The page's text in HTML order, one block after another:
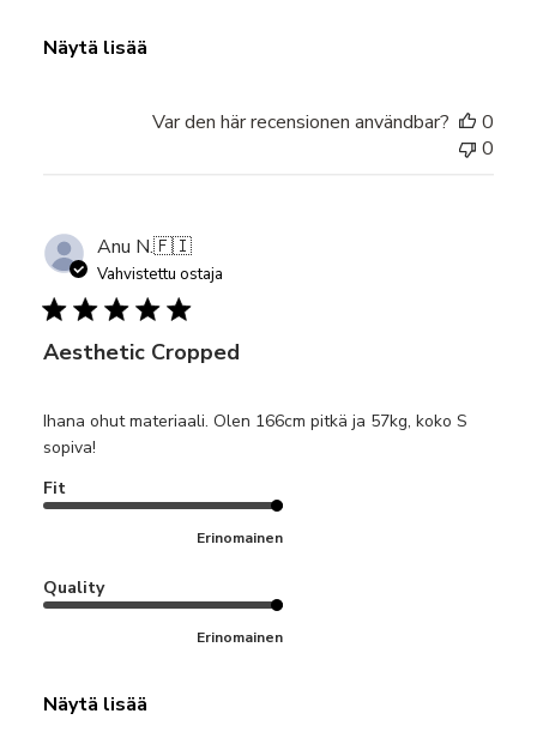
Näytä lisää
Var den här recensionen användbar?
0
0
Anu N.🇫🇮
Vahvistettu ostaja
Aesthetic Cropped
Ihana ohut materiaali. Olen 166cm pitkä ja 57kg, koko S
sopiva!
Fit
Erinomainen
Quality
Erinomainen
Näytä lisää